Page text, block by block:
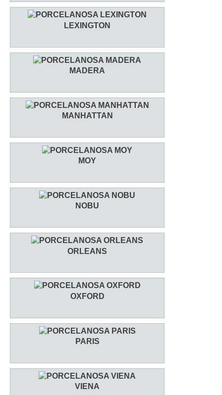
LEXINGTON
MADERA
MANHATTAN
MOY
NOBU
ORLEANS
OXFORD
PARIS
VIENA